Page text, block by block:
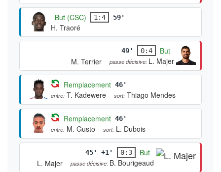
But (CSC) 1:4 59'
H. Traoré
49' 0:4
But
M. Terrier
passe décisive: L. Majer
Remplacement 46'
entre: T. Kadewere sort: Thiago Mendes
Remplacement 46'
entre: M. Gusto sort: L. Dubois
45' +1' 0:3
But
L. Majer
passe décisive: B. Bourigeaud